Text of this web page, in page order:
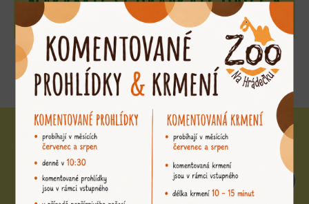
Další zvířata na tomto místě
31